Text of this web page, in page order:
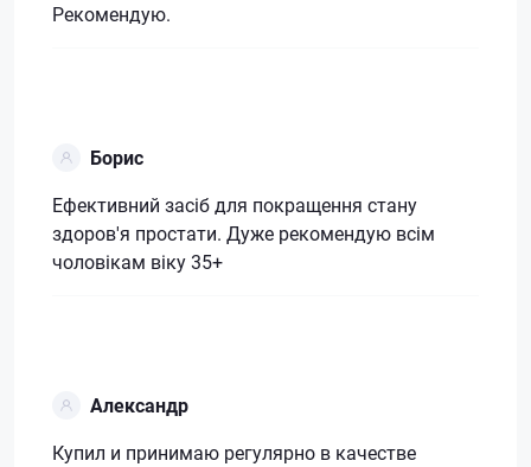
Рекомендую.
Борис
Ефективний засіб для покращення стану
здоров'я простати. Дуже рекомендую всім
чоловікам віку 35+
Александр
Купил и принимаю регулярно в качестве